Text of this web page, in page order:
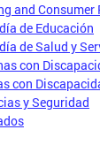
and Consumer
de Educación
de Salud y
con
con
y Seguridad